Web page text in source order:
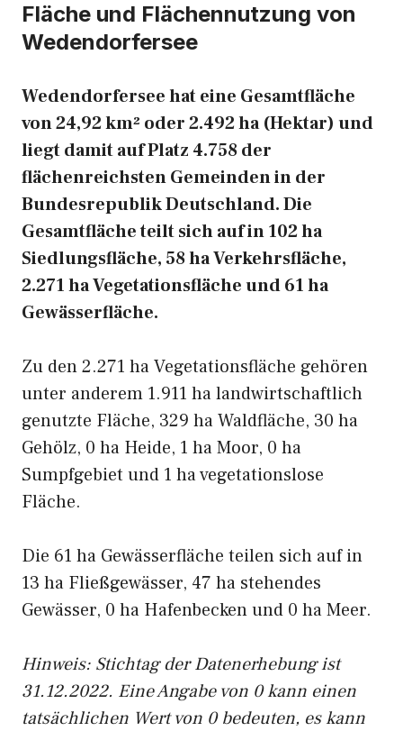
Fläche und Flächennutzung von
Wedendorfersee
Wedendorfersee hat eine Gesamtfläche
von 24,92 km² oder 2.492 ha (Hektar) und
liegt damit auf Platz 4.758 der
flächenreichsten Gemeinden in der
Bundesrepublik Deutschland. Die
Gesamtfläche teilt sich auf in 102 ha
Siedlungsfläche, 58 ha Verkehrsfläche,
2.271 ha Vegetationsfläche und 61 ha
Gewässerfläche.
Zu den 2.271 ha Vegetationsfläche gehören
unter anderem 1.911 ha landwirtschaftlich
genutzte Fläche, 329 ha Waldfläche, 30 ha
Gehölz, 0 ha Heide, 1 ha Moor, 0 ha
Sumpfgebiet und 1 ha vegetationslose
Fläche.
Die 61 ha Gewässerfläche teilen sich auf in
13 ha Fließgewässer, 47 ha stehendes
Gewässer, 0 ha Hafenbecken und 0 ha Meer.
Hinweis: Stichtag der Datenerhebung ist
31.12.2022. Eine Angabe von 0 kann einen
tatsächlichen Wert von 0 bedeuten, es kann